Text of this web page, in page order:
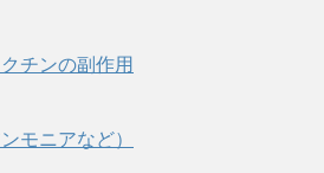
チンの副作用
モニアなど）